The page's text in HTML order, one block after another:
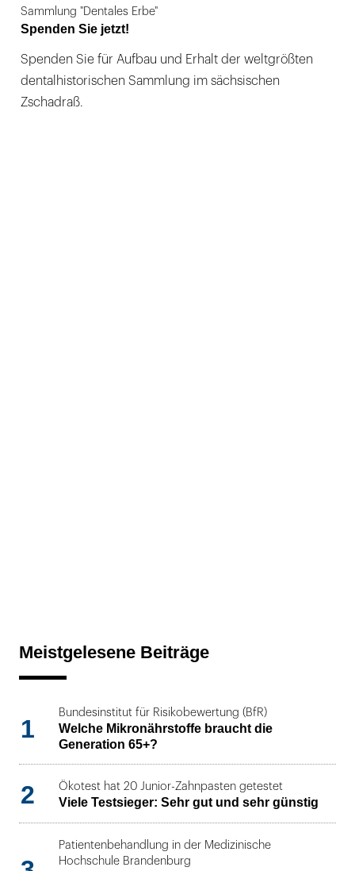
Sammlung "Dentales Erbe"
Spenden Sie jetzt!
Spenden Sie für Aufbau und Erhalt der weltgrößten
dentalhistorischen Sammlung im sächsischen
Zschadraß.
Meistgelesene Beiträge
1
Bundesinstitut für Risikobewertung (BfR)
Welche Mikronährstoffe braucht die
Generation 65+?
2 Ökotest hat 20 Junior-Zahnpasten getestet
Viele Testsieger: Sehr gut und sehr günstig
Patientenbehandlung in der Medizinische
Hochschule Brandenburg